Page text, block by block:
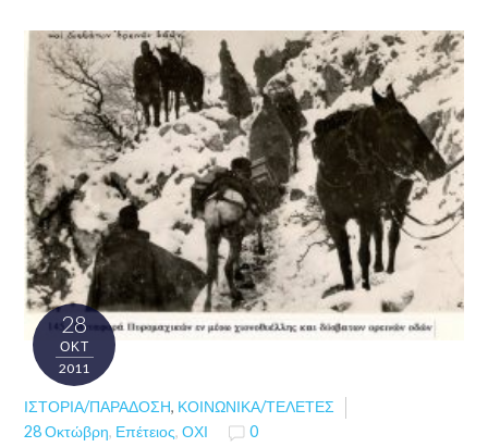
28
ΟΚΤ
2011
ΙΣΤΟΡΊΑ/ΠΑΡΆΔΟΣΗ, ΚΟΙΝΩΝΙΚΆ/ΤΕΛΕΤΈΣ
28 Οκτώβρη, Επέτειος,ΟΧΙ 0